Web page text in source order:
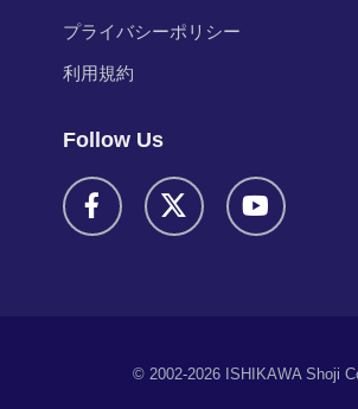
プライバシーポリシー
利用規約
Follow Us
© 2002-2026 ISHIKAWA Shoji